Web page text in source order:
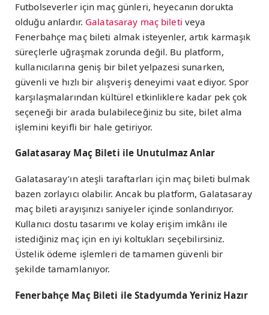
Futbolseverler için maç günleri, heyecanın dorukta
olduğu anlardır. Galatasaray maç bileti veya
Fenerbahçe maç bileti almak isteyenler, artık karmaşık
süreçlerle uğraşmak zorunda değil. Bu platform,
kullanıcılarına geniş bir bilet yelpazesi sunarken,
güvenli ve hızlı bir alışveriş deneyimi vaat ediyor. Spor
karşılaşmalarından kültürel etkinliklere kadar pek çok
seçeneği bir arada bulabileceğiniz bu site, bilet alma
işlemini keyifli bir hale getiriyor.
Galatasaray Maç Bileti ile Unutulmaz Anlar
Galatasaray’ın ateşli taraftarları için maç bileti bulmak
bazen zorlayıcı olabilir. Ancak bu platform, Galatasaray
maç bileti arayışınızı saniyeler içinde sonlandırıyor.
Kullanıcı dostu tasarımı ve kolay erişim imkânı ile
istediğiniz maç için en iyi koltukları seçebilirsiniz.
Üstelik ödeme işlemleri de tamamen güvenli bir
şekilde tamamlanıyor.
Fenerbahçe Maç Bileti ile Stadyumda Yeriniz Hazır